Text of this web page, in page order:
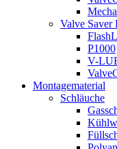
Valve Saver
P1000
V-
Montagematerial
Schläuche